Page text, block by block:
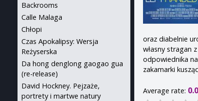
oraz diabelnie
własny stragan
odpowiednika
zakamarki
Average rate: 0.0
Backrooms
Calle Malaga
Chłopi
Czas Apokalipsy: Wersja
Reżyserska
Da hong denglong gaogao gua
(re-release)
David Hockney. Pejzaże,
portrety i martwe natury